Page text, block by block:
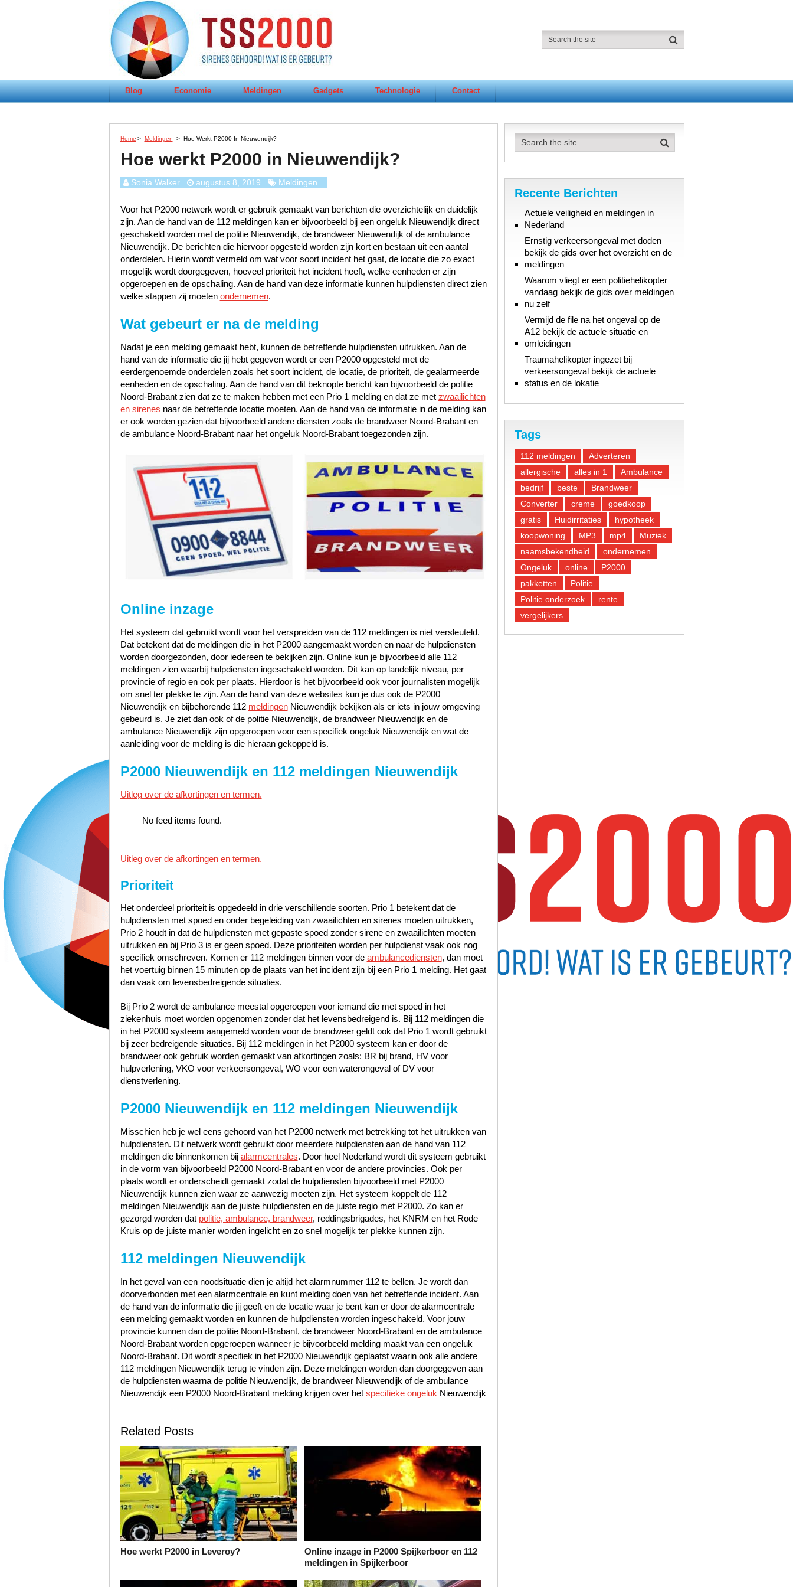
Blog Economie Meldingen Gadgets Technologie Contact
Home > Meldingen > Hoe Werkt P2000 In Nieuwendijk?
Hoe werkt P2000 in Nieuwendijk?
Sonia Walker augustus 8, 2019 Meldingen
Voor het P2000 netwerk wordt er gebruik gemaakt van berichten die overzichtelijk en duidelijk
zijn. Aan de hand van de 112 meldingen kan er bijvoorbeeld bij een ongeluk Nieuwendijk direct
geschakeld worden met de politie Nieuwendijk, de brandweer Nieuwendijk of de ambulance
Nieuwendijk. De berichten die hiervoor opgesteld worden zijn kort en bestaan uit een aantal
onderdelen. Hierin wordt vermeld om wat voor soort incident het gaat, de locatie die zo exact
mogelijk wordt doorgegeven, hoeveel prioriteit het incident heeft, welke eenheden er zijn
opgeroepen en de opschaling. Aan de hand van deze informatie kunnen hulpdiensten direct zien
welke stappen zij moeten ondernemen.
Wat gebeurt er na de melding
Nadat je een melding gemaakt hebt, kunnen de betreffende hulpdiensten uitrukken. Aan de
hand van de informatie die jij hebt gegeven wordt er een P2000 opgesteld met de
eerdergenoemde onderdelen zoals het soort incident, de locatie, de prioriteit, de gealarmeerde
eenheden en de opschaling. Aan de hand van dit beknopte bericht kan bijvoorbeeld de politie
Noord-Brabant zien dat ze te maken hebben met een Prio 1 melding en dat ze met zwaailichten
en sirenes naar de betreffende locatie moeten. Aan de hand van de informatie in de melding kan
er ook worden gezien dat bijvoorbeeld andere diensten zoals de brandweer Noord-Brabant en
de ambulance Noord-Brabant naar het ongeluk Noord-Brabant toegezonden zijn.
Online inzage
Het systeem dat gebruikt wordt voor het verspreiden van de 112 meldingen is niet versleuteld.
Dat betekent dat de meldingen die in het P2000 aangemaakt worden en naar de hulpdiensten
worden doorgezonden, door iedereen te bekijken zijn. Online kun je bijvoorbeeld alle 112
meldingen zien waarbij hulpdiensten ingeschakeld worden. Dit kan op landelijk niveau, per
provincie of regio en ook per plaats. Hierdoor is het bijvoorbeeld ook voor journalisten mogelijk
om snel ter plekke te zijn. Aan de hand van deze websites kun je dus ook de P2000
Nieuwendijk en bijbehorende 112 meldingenNieuwendijk bekijken als er iets in jouw omgeving
gebeurd is. Je ziet dan ook of de politie Nieuwendijk, de brandweer Nieuwendijk en de
ambulance Nieuwendijk zijn opgeroepen voor een specifiek ongeluk Nieuwendijk en wat de
aanleiding voor de melding is die hieraan gekoppeld is.
P2000 Nieuwendijk en 112 meldingen Nieuwendijk
Uitleg over de afkortingen en termen.
No feed items found.
Uitleg over de afkortingen en termen.
Prioriteit
Het onderdeel prioriteit is opgedeeld in drie verschillende soorten. Prio 1 betekent dat de
hulpdiensten met spoed en onder begeleiding van zwaailichten en sirenes moeten uitrukken,
Prio 2 houdt in dat de hulpdiensten met gepaste spoed zonder sirene en zwaailichten moeten
uitrukken en bij Prio 3 is er geen spoed. Deze prioriteiten worden per hulpdienst vaak ook nog
specifiek omschreven. Komen er 112 meldingen binnen voor de ambulancediensten, dan moet
het voertuig binnen 15 minuten op de plaats van het incident zijn bij een Prio 1 melding. Het gaat
dan vaak om levensbedreigende situaties.
Bij Prio 2 wordt de ambulance meestal opgeroepen voor iemand die met spoed in het
ziekenhuis moet worden opgenomen zonder dat het levensbedreigend is. Bij 112 meldingen die
in het P2000 systeem aangemeld worden voor de brandweer geldt ook dat Prio 1 wordt gebruikt
bij zeer bedreigende situaties. Bij 112 meldingen in het P2000 systeem kan er door de
brandweer ook gebruik worden gemaakt van afkortingen zoals: BR bij brand, HV voor
hulpverlening, VKO voor verkeersongeval, WO voor een waterongeval of DV voor
dienstverlening.
P2000 Nieuwendijk en 112 meldingen Nieuwendijk
Misschien heb je wel eens gehoord van het P2000 netwerk met betrekking tot het uitrukken van
hulpdiensten. Dit netwerk wordt gebruikt door meerdere hulpdiensten aan de hand van 112
meldingen die binnenkomen bij alarmcentrales. Door heel Nederland wordt dit systeem gebruikt
in de vorm van bijvoorbeeld P2000 Noord-Brabant en voor de andere provincies. Ook per
plaats wordt er onderscheidt gemaakt zodat de hulpdiensten bijvoorbeeld met P2000
Nieuwendijk kunnen zien waar ze aanwezig moeten zijn. Het systeem koppelt de 112
meldingen Nieuwendijk aan de juiste hulpdiensten en de juiste regio met P2000. Zo kan er
gezorgd worden dat politie, ambulance, brandweer, reddingsbrigades, het KNRM en het Rode
Kruis op de juiste manier worden ingelicht en zo snel mogelijk ter plekke kunnen zijn.
112 meldingen Nieuwendijk
In het geval van een noodsituatie dien je altijd het alarmnummer 112 te bellen. Je wordt dan
doorverbonden met een alarmcentrale en kunt melding doen van het betreffende incident. Aan
de hand van de informatie die jij geeft en de locatie waar je bent kan er door de alarmcentrale
een melding gemaakt worden en kunnen de hulpdiensten worden ingeschakeld. Voor jouw
provincie kunnen dan de politie Noord-Brabant, de brandweer Noord-Brabant en de ambulance
Noord-Brabant worden opgeroepen wanneer je bijvoorbeeld melding maakt van een ongeluk
Noord-Brabant. Dit wordt specifiek in het P2000 Nieuwendijk geplaatst waarin ook alle andere
112 meldingen Nieuwendijk terug te vinden zijn. Deze meldingen worden dan doorgegeven aan
de hulpdiensten waarna de politie Nieuwendijk, de brandweer Nieuwendijk of de ambulance
Nieuwendijk een P2000 Noord-Brabant melding krijgen over het specifieke ongeluk Nieuwendijk
Related Posts
Hoe werkt P2000 in Leveroy?
Online inzage in P2000 Spijkerboor en 112
meldingen in Spijkerboor
Recente Berichten
Actuele veiligheid en meldingen in
Nederland
Ernstig verkeersongeval met doden
bekijk de gids over het overzicht en de
meldingen
Waarom vliegt er een politiehelikopter
vandaag bekijk de gids over meldingen
nu zelf
Vermijd de file na het ongeval op de
A12 bekijk de actuele situatie en
omleidingen
Traumahelikopter ingezet bij
verkeersongeval bekijk de actuele
status en de lokatie
Tags
112 meldingen
Adverteren
allergische
alles in 1
Ambulance
bedrijf
beste
Brandweer
Converter
creme
goedkoop
gratis
Huidirritaties
hypotheek
koopwoning
MP3 mp4
Muziek
naamsbekendheid
ondernemen
Ongeluk
online
P2000
pakketten
Politie
Politie onderzoek
rente
vergelijkers